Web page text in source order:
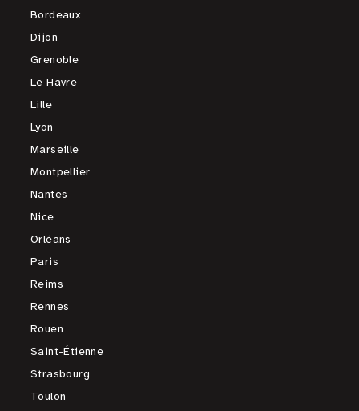
Bordeaux
Dijon
Grenoble
Le Havre
Lille
Lyon
Marseille
Montpellier
Nantes
Nice
Orléans
Paris
Reims
Rennes
Rouen
Saint-Étienne
Strasbourg
Toulon